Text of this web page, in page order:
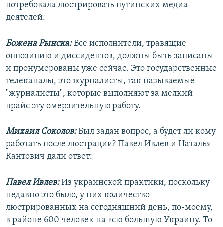
потребовала люстрировать путинских медиа-
деятелей.
Божена Рынска:Все исполнители, травящие
оппозицию и диссидентов, должны быть записаны
и пронумерованы уже сейчас. Это государственные
телеканалы, это журналисты, так называемые
"журналисты", которые выполняют за мелкий
прайс эту омерзительную работу.
Михаил Соколов:Был задан вопрос, а будет ли кому
работать после люстрации? Павел Ивлев и Наталья
Кантович дали ответ:
Павел Ивлев:Из украинской практики, поскольку
недавно это было, у них количество
люстрированных на сегодняшний день, по-моему,
в районе 600 человек на всю большую Украину. То